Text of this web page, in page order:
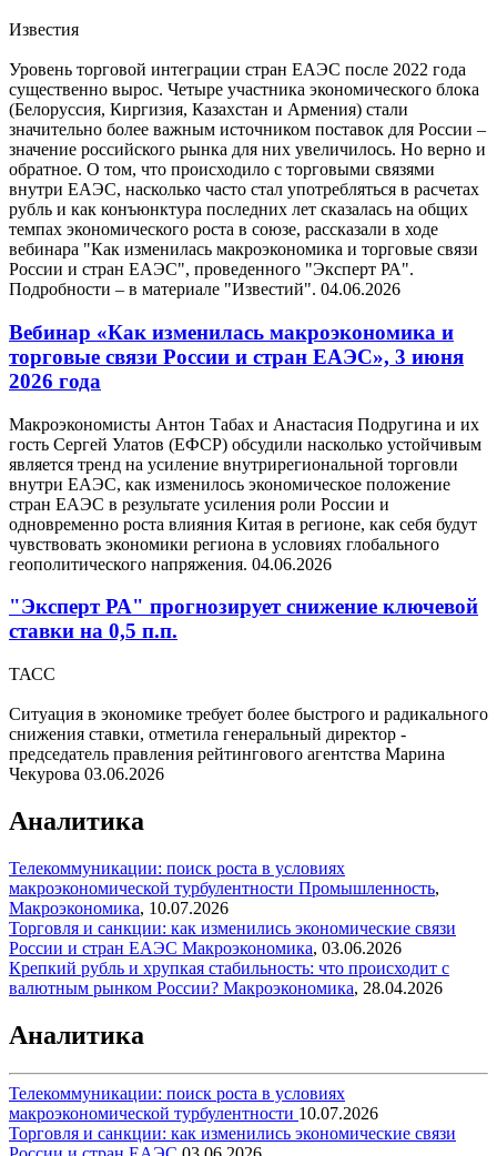
Известия
Уровень торговой интеграции стран ЕАЭС после 2022 года
существенно вырос. Четыре участника экономического блока
(Белоруссия, Киргизия, Казахстан и Армения) стали
значительно более важным источником поставок для России –
значение российского рынка для них увеличилось. Но верно и
обратное. О том, что происходило с торговыми связями
внутри ЕАЭС, насколько часто стал употребляться в расчетах
рубль и как конъюнктура последних лет сказалась на общих
темпах экономического роста в союзе, рассказали в ходе
вебинара "Как изменилась макроэкономика и торговые связи
России и стран ЕАЭС", проведенного "Эксперт РА".
Подробности – в материале "Известий". 04.06.2026
Вебинар «Как изменилась макроэкономика и
торговые связи России и стран ЕАЭС», 3 июня
2026 года
Макроэкономисты Антон Табах и Анастасия Подругина и их
гость Сергей Улатов (ЕФСР) обсудили насколько устойчивым
является тренд на усиление внутрирегиональной торговли
внутри ЕАЭС, как изменилось экономическое положение
стран ЕАЭС в результате усиления роли России и
одновременно роста влияния Китая в регионе, как себя будут
чувствовать экономики региона в условиях глобального
геополитического напряжения. 04.06.2026
"Эксперт РА" прогнозирует снижение ключевой
ставки на 0,5 п.п.
ТАСС
Ситуация в экономике требует более быстрого и радикального
снижения ставки, отметила генеральный директор -
председатель правления рейтингового агентства Марина
Чекурова 03.06.2026
Аналитика
Телекоммуникации: поиск роста в условиях
макроэкономической турбулентности Промышленность,
Макроэкономика, 10.07.2026
Торговля и санкции: как изменились экономические связи
России и стран ЕАЭС Макроэкономика, 03.06.2026
Крепкий рубль и хрупкая стабильность: что происходит с
валютным рынком России? Макроэкономика, 28.04.2026
Аналитика
Телекоммуникации: поиск роста в условиях
макроэкономической турбулентности 10.07.2026
Торговля и санкции: как изменились экономические связи